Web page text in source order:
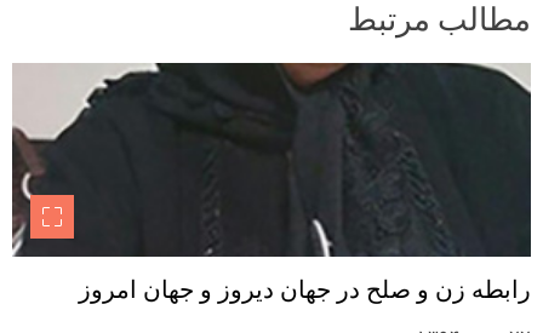
مطالب مرتبط
رابطه زن و صلح در جهان دیروز و جهان امروز